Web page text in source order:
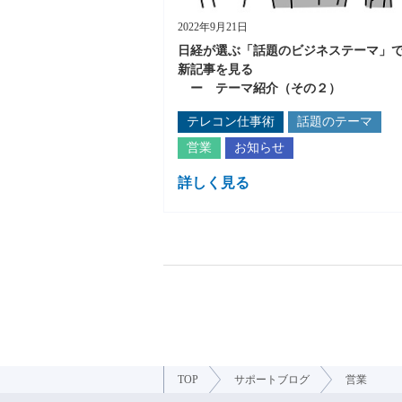
2022年9月21日
日経が選ぶ「話題のビジネステーマ」
新記事を見る
ー テーマ紹介（その２）
テレコン仕事術
話題のテーマ
営業
お知らせ
詳しく見る
TOP サポートブログ 営業